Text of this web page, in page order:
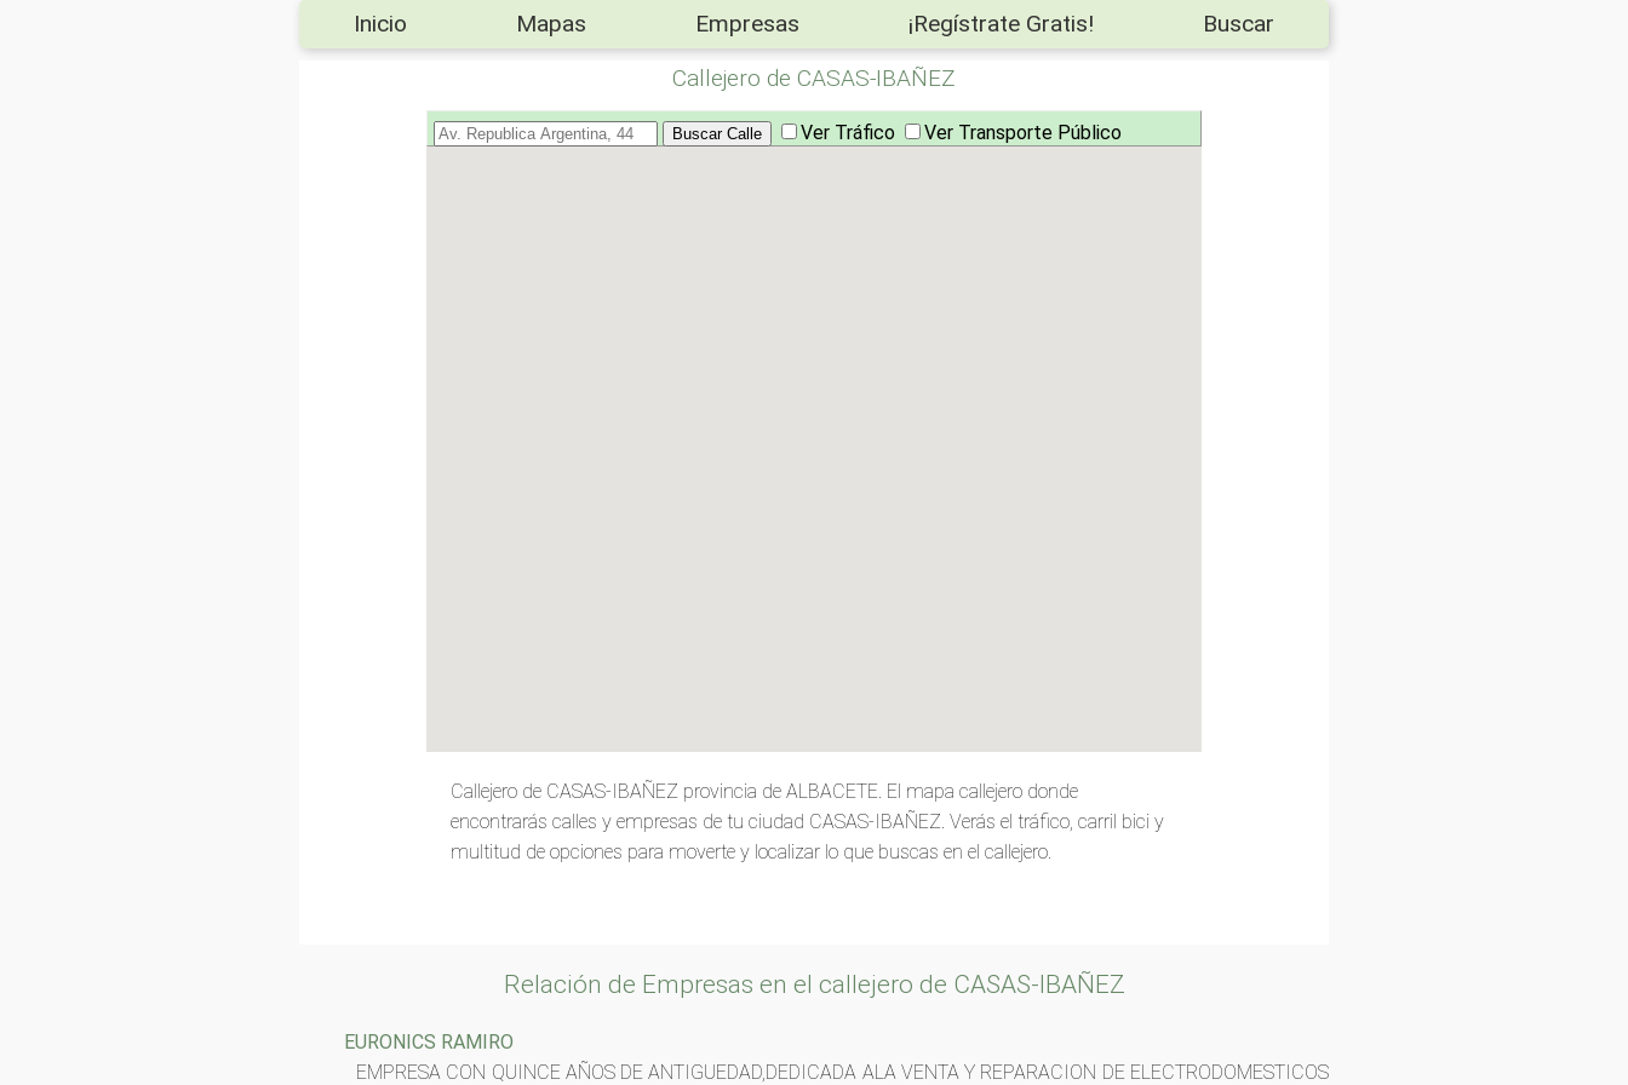
Inicio Mapas Empresas ¡Regístrate Gratis!
Buscar
Callejero de CASAS-IBAÑEZ
Ver Tráfico Ver Transporte Público
Callejero de CASAS-IBAÑEZ provincia de ALBACETE. El mapa callejero donde
encontrarás calles y empresas de tu ciudad CASAS-IBAÑEZ. Verás el tráfico, carril bici y
multitud de opciones para moverte y localizar lo que buscas en el callejero.
Relación de Empresas en el callejero de CASAS-IBAÑEZ
EURONICS RAMIRO
EMPRESA CON QUINCE AÑOS DE ANTIGUEDAD,DEDICADA ALA VENTA Y REPARACION DE ELECTRODOMESTICOS